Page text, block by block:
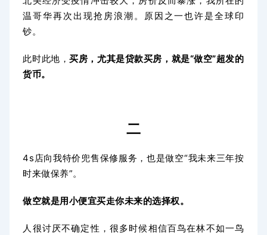
温哥华再次出现抢房浪潮。原因之一也许是全球印
钞。
此时此地，买房，尤其是贷款买房，就是“做空”超发的
货币。
二
4s店向我特价兜售保修服务，也是做空“我未来三年按
时来做保养”。
做空就是用小便宜买走你未来的选择权。
人很讨厌不确定性，很多时候相信百鸟在林不如一鸟